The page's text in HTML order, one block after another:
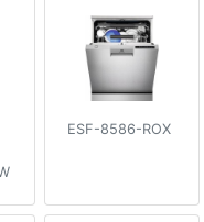
ESF-8586-ROX